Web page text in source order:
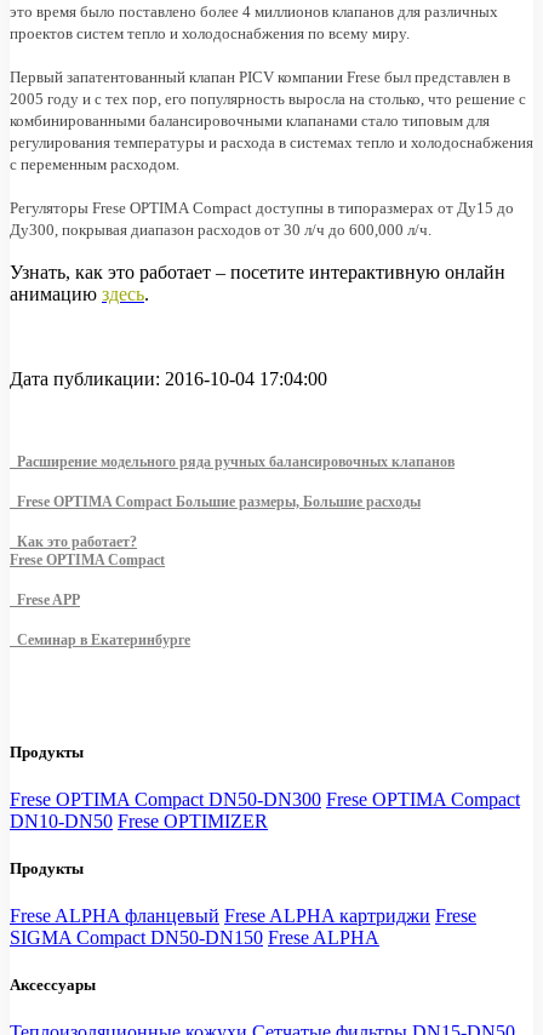
это время было поставлено более 4 миллионов клапанов для различных
проектов систем тепло и холодоснабжения по всему миру.
Первый запатентованный клапан PICV компании Frese был представлен в
2005 году и с тех пор, его популярность выросла на столько, что решение с
комбинированными балансировочными клапанами стало типовым для
регулирования температуры и расхода в системах тепло и холодоснабжения
с переменным расходом.
Регуляторы Frese OPTIMA Compact доступны в типоразмерах от Ду15 до
Ду300, покрывая диапазон расходов от 30 л/ч до 600,000 л/ч.
Узнать, как это работает – посетите интерактивную онлайн
анимацию здесь.
Дата публикации: 2016-10-04 17:04:00
Расширение модельного ряда ручных балансировочных клапанов
Frese OPTIMA Compact Большие размеры, Большие расходы
Как это работает?
Frese OPTIMA Compact
Frese APP
Семинар в Екатеринбурге
Продукты
Frese OPTIMA Compact DN50-DN300 Frese OPTIMA Compact
DN10-DN50 Frese OPTIMIZER
Продукты
Frese ALPHA фланцевый Frese ALPHA картриджи Frese
SIGMA Compact DN50-DN150 Frese ALPHA
Аксессуары